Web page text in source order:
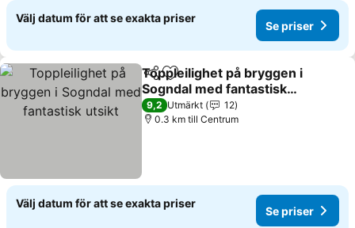
Välj datum för att se exakta priser
Se priser
Dela Lägg till i Mina Favoriter
Toppleilighet på bryggen i
Sogndal med fantastisk
utsikt
9,2 Utmärkt
12
0.3 km till Centrum
Välj datum för att se exakta priser
Se priser